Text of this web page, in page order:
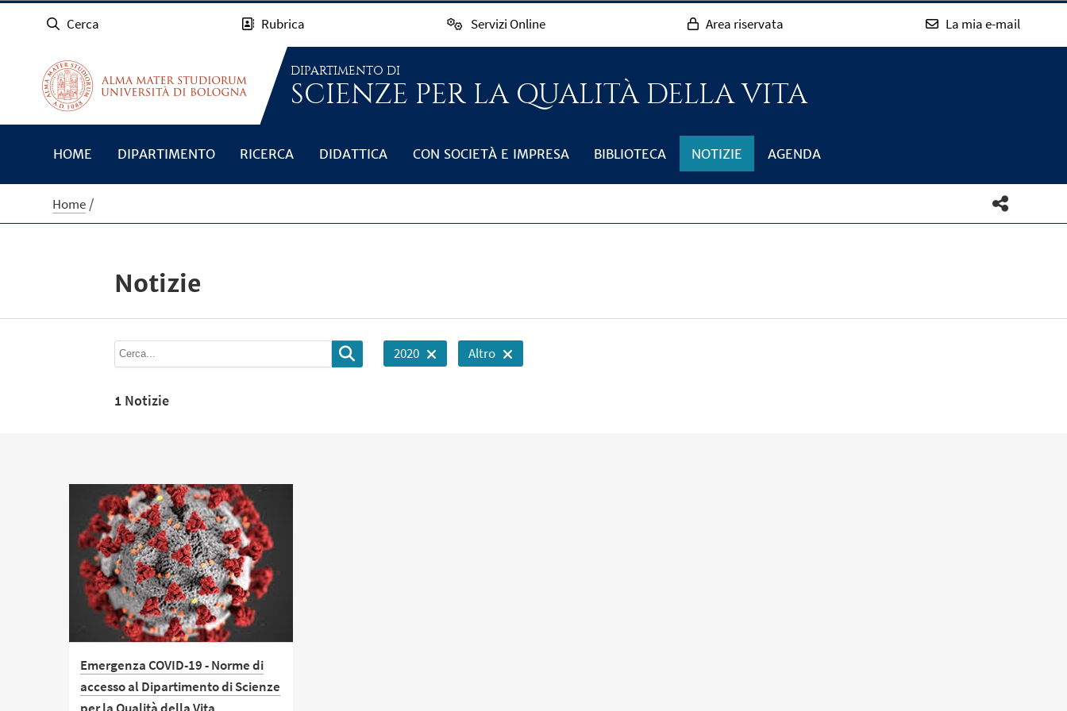
Cerca Rubrica Servizi Online Area riservata La mia e-mail
DIPARTIMENTO DI
SCIENZE PER LA QUALITÀ DELLA VITA
HOME DIPARTIMENTO RICERCA DIDATTICA CON SOCIETÀ E IMPRESA BIBLIOTECA NOTIZIE AGENDA
Home
Notizie
2020 Altro
1 Notizie
Emergenza COVID-19 - Norme di
accesso al Dipartimento di Scienze